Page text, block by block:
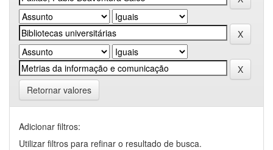
Retornar valores
Adicionar filtros:
Utilizar filtros para refinar o resultado de busca.